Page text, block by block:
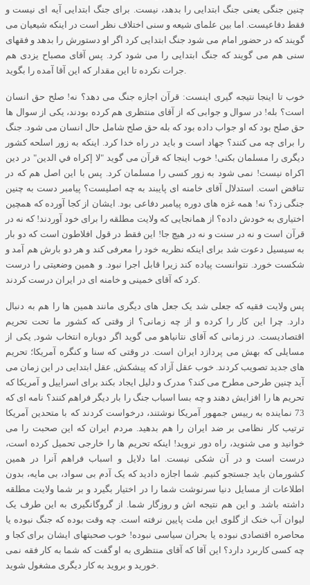
چنین جنگی یعنی جنگ ابتدایی را بدهد، نیست
برای جنگ ابتدایی آیه ای نیست و
فقط دفاعیست
اما بین علمای شیعه و سنی اختلاف نظر است در اینکه شیعیان می
گویند که در حضور امام می شود جنگ ابتدایی کرد اگر او دستورش را بدهد و فقهای
سنی هم می گویند که جنگ ابتدایی را می شود کرد
پس آقای مصباح یزدی هم
جرات نکرده تا این مقدار که این آقا آمده را بگوید
خوب تا اینجا نتیجه گیری اینست: قرآن اجازه جنگ می دهد؟ نه! صلح حق انسان
است؟ بله! در سوال و جوابی که از آقای منتظری هم کرده بودند، یکی از سوال ها
حق صلح بود که او جواب داده بود که بله حق صلح شامل حال انسان می شود جنگ
را برای چه می کنند؟ جهاد است و باید در راه خدا کرد
اینکه به زور اسلحه کشور
دیگری را مسلمان بکنی! خوب اینجا که قرآن می گوید "لا إكراه في الدين" در دین
اکراه نیست! نمی شود به زور کسی را مسلمان کرد
پس با این اصل هم که در
تناقض است
استدلال آقای خامنه ای پایبند به چه اصلیست؟ پیامبر دست به چنین
جنگی زد؟ نه! همه غزه های دوره پیامبر دفاعی بود
ایشان از کجا آورده که همچین
اختیاری به خودش داده؟ از همانجایی که ولایت مطلقه را برای خود آوردند !که نه در
قرآن است و نه در سنت و نه در هیچ جا!
این فقط در قول افلاطون است که دو بار
به سیسیل دعوت شد برای اینکه نظریه خود را معرفی کند و هر دو بارش هم آمد و
شکست خورد
نتوانست پیاده کند زیرا قابل اجرا نبود .و همین وضعیتی را درست
کرد که آقای خمینی و خامنه ای در ایران درست کردند.
پس ولایت فقیه که جعلی شد یک جعل های دیگری مانند همین ها را هم به دنبال
دارد
چرا این کار را کرده و از چه زمانی؟ از وقتی که کشور ما تحت تحریم
اقتصادیست
در زمانی که آقای نتانیاهو می گوید اگر دوباره انتخاب شود
یکی از
مسایلی که بهش می پردازد ایران است در وقتی که سنا و کنگره آمریکا؛ تحریم
های جدید تصویب کردند خوب عقل آزاد که پیشکش عقل ابتدایی در این زمان می
آید چنین طرحی مطرح می کند؟ مدرک و دلیل ایجاد بکند برای اسراییل و آمریکا که
تحریم ها را افزایش دهند و چه بسا اسباب جنگ را بار دیگر فراهم کنند؟ نامه ای که
73 نماینده به رییس جمهور آمریکا نوشتند، درخواست کردند که با متحدین آمریکا
ترتیب کار نظامی بر ضد ایران را هم بدهید
مردم ایران که این صحبت را می
خوانید و می شنوید، راه دور نروید !
اینکه تحریم ها را خارجی تحمیل کرده است،
درست است و در آن شکی نیست
اما دلایل و اسباب فراهم آنرا در همین
کشورمان باید جستجو کنیم
شما اجازه دادید که یک آدم بی سواد، بی مایه، بدون
اطلاعات از مسایل دنیا سرنوشت شما را در اختیار بگیرد و بر شما ولایت مطلقه
داشته باشد
و این هم نتیجه اش و روزگار شما
از گروگانگیری به این طرف یک
لیوان آب خنک از گلوی این ملت پایین نرفته است چه وقت بوده که جنگ نبوده یا
محاصره اقتصادی نبوده یا بحران سیاسی نبوده! خوب صحبتهای ایشان برای کجا و
چه کسی کاربرد دارد؟ این آقا که آقای منتظری به او گفت که شما به کار فقه نمی
خورید و بروید به کار دیگری مشغول شوید